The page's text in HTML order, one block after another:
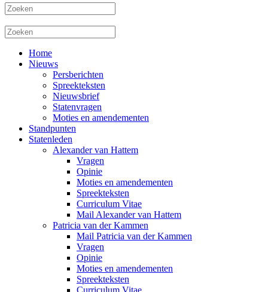
Home
Nieuws
Persberichten
Spreekteksten
Nieuwsbrief
Statenvragen
Moties en amendementen
Standpunten
Statenleden
Alexander van Hattem
Vragen
Opinie
Moties en amendementen
Spreekteksten
Curriculum Vitae
Mail Alexander van Hattem
Patricia van der Kammen
Mail Patricia van der Kammen
Vragen
Opinie
Moties en amendementen
Spreekteksten
Curriculum Vitae